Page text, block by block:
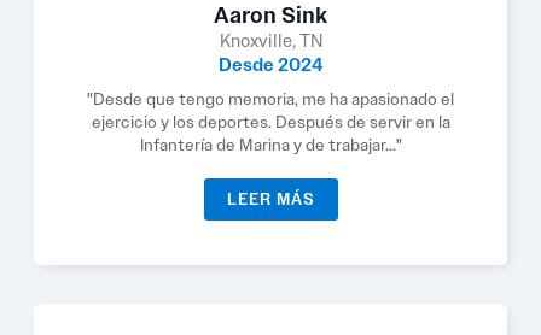
Aaron Sink
Knoxville, TN
Desde 2024
"Desde que tengo memoria, me ha apasionado el
ejercicio y los deportes. Después de servir en la
Infantería de Marina y de trabajar..."
LEER MÁS